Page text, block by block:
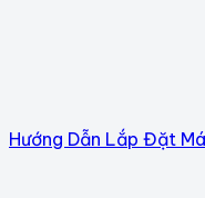
Hướng Dẫn Lắp Đặt